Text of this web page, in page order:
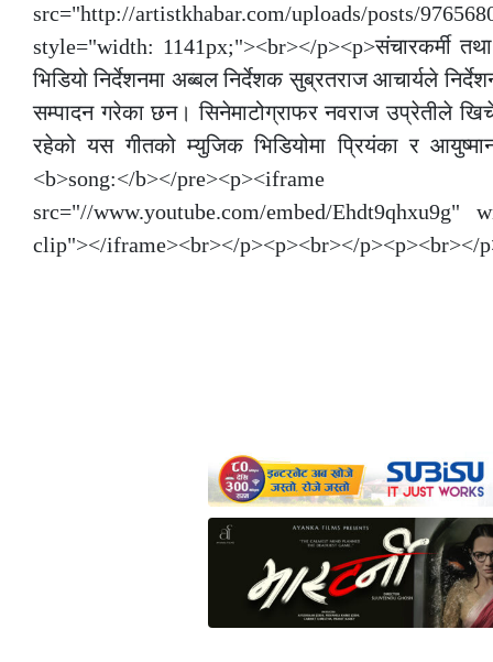
src="http://artistkhabar.com/uploads/posts/
style="width: 1141px;"><br></p><p>संचारकर्मी
भिडियो निर्देशनमा अब्बल निर्देशक सुब्रतराज आचार्यले
सम्पादन गरेका छन। सिनेमाटोग्राफर नवराज उप्रेतीले
रहेको यस गीतको म्युजिक भिडियोमा प्रियंका र
<b>song:</b></
src="//www.youtube.com/embed/
clip"></iframe><br></p><p><br></p><p><br></